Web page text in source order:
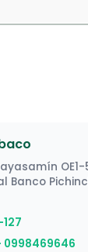
Banco
0998469646